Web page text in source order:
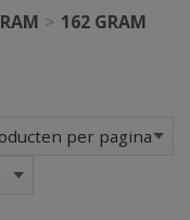
> 162 GRAM